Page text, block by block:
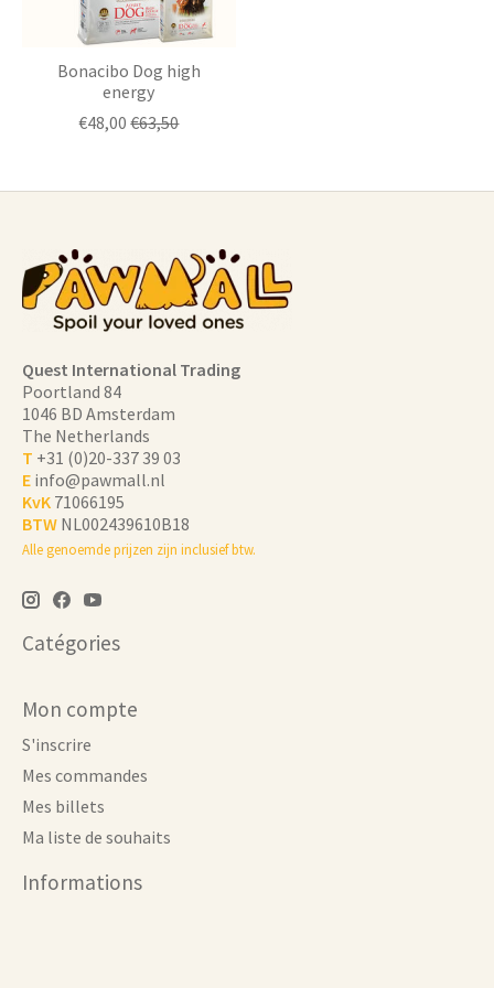
Bonacibo Dog high
energy
€48,00 €63,50
Quest International Trading
Poortland 84
1046 BD Amsterdam
The Netherlands
T +31 (0)20-337 39 03
E info@pawmall.nl
KvK 71066195
BTW NL002439610B18
Alle genoemde prijzen zijn inclusief btw.
Catégories
Mon compte
S'inscrire
Mes commandes
Mes billets
Ma liste de souhaits
Informations